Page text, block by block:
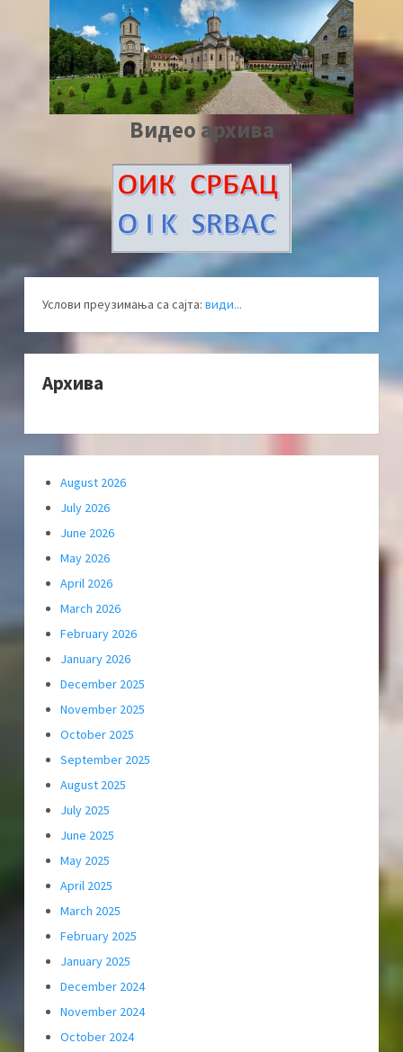
Видео архива
Услови преузимања са сајта: види...
Архива
August 2026
July 2026
June 2026
May 2026
April 2026
March 2026
February 2026
January 2026
December 2025
November 2025
October 2025
September 2025
August 2025
July 2025
June 2025
May 2025
April 2025
March 2025
February 2025
January 2025
December 2024
November 2024
October 2024